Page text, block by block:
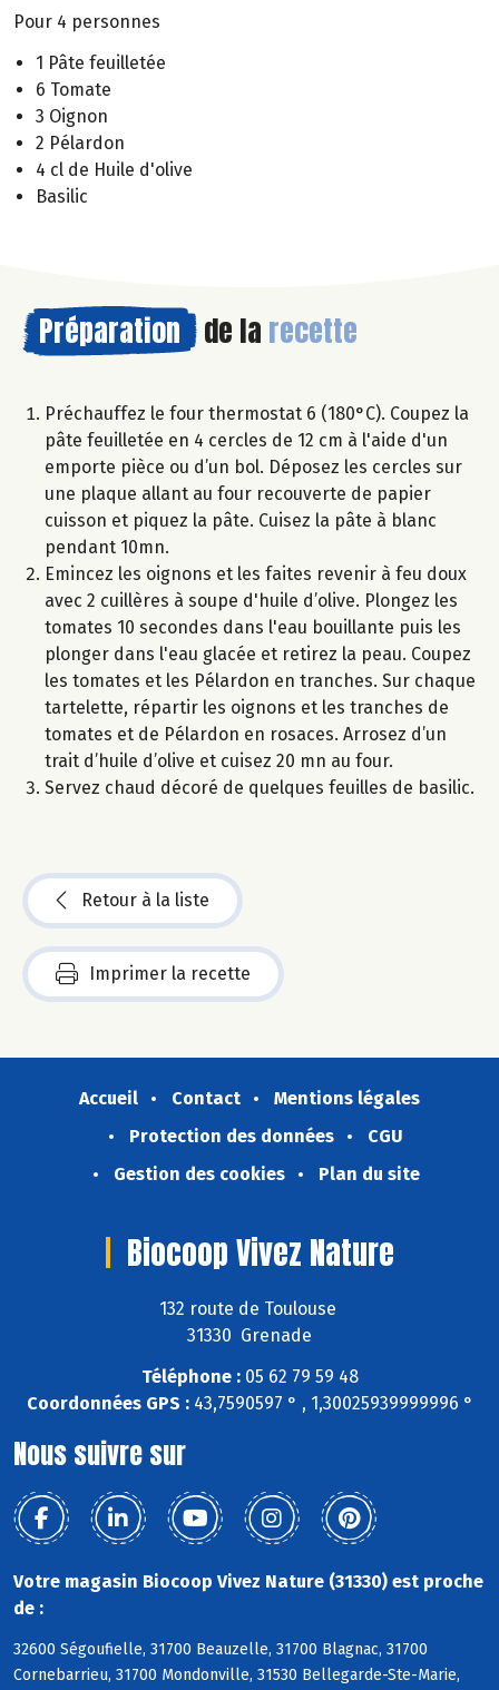
Pour 4 personnes
1 Pâte feuilletée
6 Tomate
3 Oignon
2 Pélardon
4 cl de Huile d'olive
Basilic
Préparation de la recette
Préchauffez le four thermostat 6 (180°C). Coupez la
pâte feuilletée en 4 cercles de 12 cm à l'aide d'un
emporte pièce ou d’un bol. Déposez les cercles sur
une plaque allant au four recouverte de papier
cuisson et piquez la pâte. Cuisez la pâte à blanc
pendant 10mn.
Emincez les oignons et les faites revenir à feu doux
avec 2 cuillères à soupe d'huile d’olive. Plongez les
tomates 10 secondes dans l'eau bouillante puis les
plonger dans l'eau glacée et retirez la peau. Coupez
les tomates et les Pélardon en tranches. Sur chaque
tartelette, répartir les oignons et les tranches de
tomates et de Pélardon en rosaces. Arrosez d’un
trait d’huile d’olive et cuisez 20 mn au four.
Servez chaud décoré de quelques feuilles de basilic.
Retour à la liste
Imprimer la recette
Accueil Contact
Mentions légales
Protection des données
CGU
Gestion des cookies
Plan du site
Biocoop Vivez Nature
132 route de Toulouse
31330 Grenade
Téléphone :05 62 79 59 48
Coordonnées GPS :43,7590597 ° , 1,30025939999996 °
Nous suivre sur
Votre magasin Biocoop Vivez Nature (31330) est proche
de :
32600 Ségoufielle, 31700 Beauzelle, 31700 Blagnac, 31700
Cornebarrieu, 31700 Mondonville, 31530 Bellegarde-Ste-Marie,